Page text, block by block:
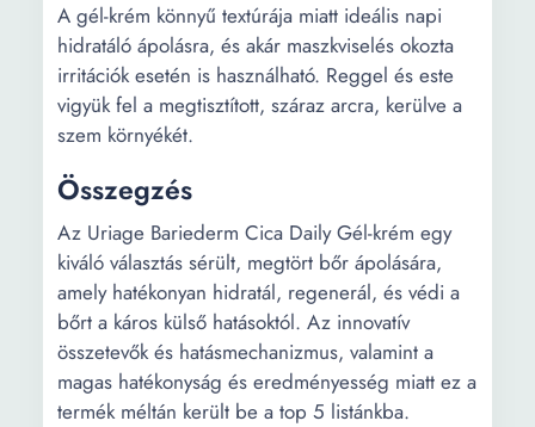
A gél-krém könnyű textúrája miatt ideális napi
hidratáló ápolásra, és akár maszkviselés okozta
irritációk esetén is használható. Reggel és este
vigyük fel a megtisztított, száraz arcra, kerülve a
szem környékét.
Összegzés
Az Uriage Bariederm Cica Daily Gél-krém egy
kiváló választás sérült, megtört bőr ápolására,
amely hatékonyan hidratál, regenerál, és védi a
bőrt a káros külső hatásoktól. Az innovatív
összetevők és hatásmechanizmus, valamint a
magas hatékonyság és eredményesség miatt ez a
termék méltán került be a top 5 listánkba.